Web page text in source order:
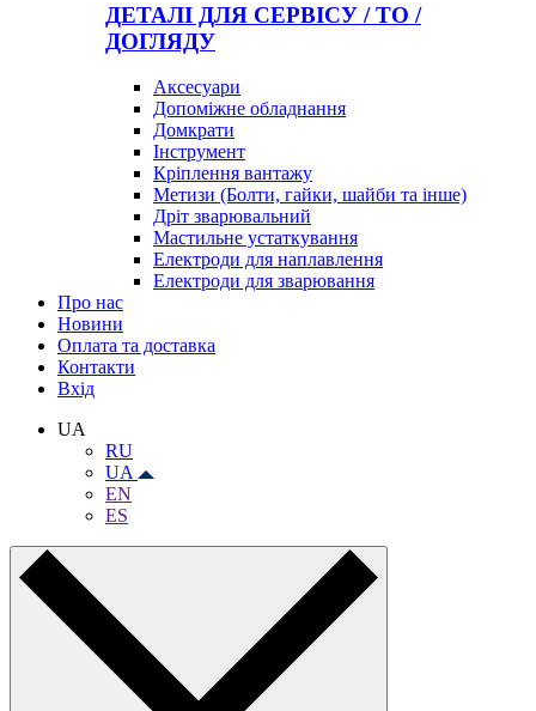
ДЕТАЛІ ДЛЯ СЕРВІСУ / ТО /
ДОГЛЯДУ
Аксесуари
Допоміжне обладнання
Домкрати
Інструмент
Кріплення вантажу
Метизи (Болти, гайки, шайби та інше)
Дріт зварювальний
Мастильне устаткування
Електроди для наплавлення
Електроди для зварювання
Про нас
Новини
Оплата та доставка
Контакти
Вхiд
UA
RU
UA
EN
ES